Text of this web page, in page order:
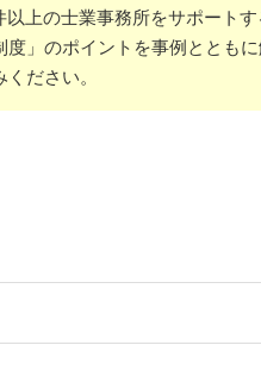
上の士業事務所をサポート
」のポイントを事例とともに
ださい。